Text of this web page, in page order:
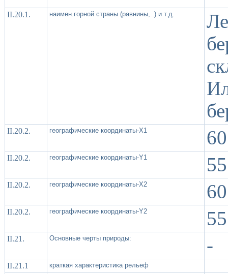
II.20.1. наимен.горной страны (равнины,..) и т.д.
II.20.2. географические координаты-X1
II.20.2. географические координаты-Y1
II.20.2. географические координаты-X2
II.20.2. географические координаты-Y2
II.21. Основные черты природы: -
II.21.1 краткая характеристика рельеф